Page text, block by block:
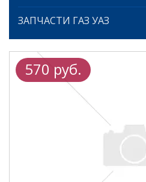
ЗАПЧАСТИ ГАЗ УАЗ
570 руб.